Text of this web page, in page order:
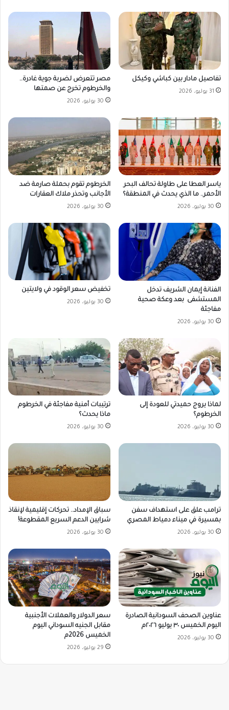
تفاصيل مادار بين كباشي وكيكل
31 يوليو، 2026
مصر تتعرض لضربة جوية غادرة..
والخرطوم تخرج عن صمتها
30 يوليو، 2026
ياسر العطا على طاولة تحالف البحر
الأحمر.. ما الذي يحدث في المنطقة؟
30 يوليو، 2026
الخرطوم تقوم بحملة صارمة ضد
الأجانب وتحذر ملاك العقارات
30 يوليو، 2026
الفنانة إيمان الشريف تدخل
المستشفى بعد وعكة صحية
مفاجئة
30 يوليو، 2026
تخفيض سعر الوقود في ولايتين
30 يوليو، 2026
لماذا يروج حميدتي للعودة إلى
الخرطوم؟
30 يوليو، 2026
ترتيبات أمنية مفاجئة في الخرطوم
ماذا يحدث؟
30 يوليو، 2026
ترامب علق على استهداف سفن
بمسيرة في ميناء دمياط المصري
30 يوليو، 2026
سباق الإمداد.. تحركات إقليمية لإنقاذ
شرايين الدعم السريع المقطوعة!
30 يوليو، 2026
عناوين الصحف السودانية الصادرة
اليوم الخميس ٣٠ يوليو ٢٠٢٦م
30 يوليو، 2026
سعر الدولار والعملات الأجنبية
مقابل الجنيه السوداني اليوم
الخميس 2026م
29 يوليو، 2026